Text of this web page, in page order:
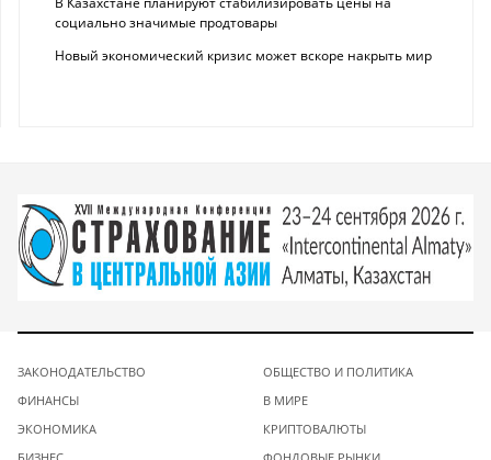
социально значимые продтовары
Новый экономический кризис может вскоре накрыть мир
ЗАКОНОДАТЕЛЬСТВО
ФИНАНСЫ
ЭКОНОМИКА
ОБЩЕСТВО И ПОЛИТИКА
В МИРЕ
КРИПТОВАЛЮТЫ